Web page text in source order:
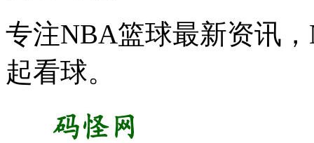
专注NBA篮球最新资讯
起看球。